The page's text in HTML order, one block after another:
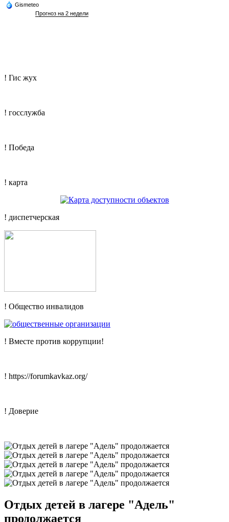
Gismeteo
Прогноз на 2 недели
! Гис жух
! госслужба
! Победа
! карта
! диспетчерская
! Общество инвалидов
! Вместе против коррупции!
! https://forumkavkaz.org/
! Доверие
Отдых детей в лагере "Адель"
продолжается